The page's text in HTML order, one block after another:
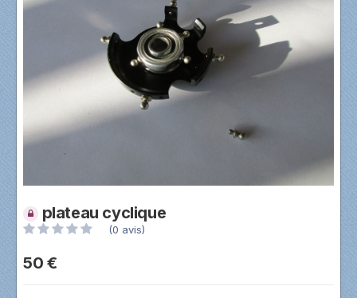
plateau cyclique
(0 avis)
50 €